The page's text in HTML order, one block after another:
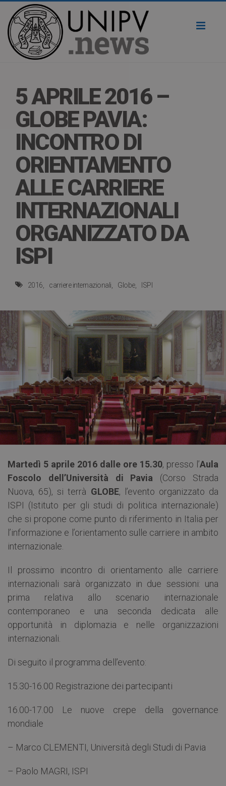
5 APRILE 2016 –
GLOBE PAVIA:
INCONTRO DI
ORIENTAMENTO
ALLE CARRIERE
INTERNAZIONALI
ORGANIZZATO DA
ISPI
2016 carriere internazionali Globe ISPI
Martedì 5 aprile 2016 dalle ore 15.30, presso l’Aula
Foscolo dell’Università di Pavia (Corso Strada
Nuova, 65), si terrà GLOBE, l’evento organizzato da
ISPI (Istituto per gli studi di politica internazionale)
che si propone come punto di riferimento in Italia per
l’informazione e l’orientamento sulle carriere in ambito
internazionale.
Il prossimo incontro di orientamento alle carriere
internazionali sarà organizzato in due sessioni: una
prima relativa allo scenario internazionale
contemporaneo e una seconda dedicata alle
opportunità in diplomazia e nelle organizzazioni
internazionali.
Di seguito il programma dell’evento:
15.30-16.00 Registrazione dei partecipanti
16.00-17.00 Le nuove crepe della governance
mondiale
– Marco CLEMENTI, Università degli Studi di Pavia
– Paolo MAGRI, ISPI